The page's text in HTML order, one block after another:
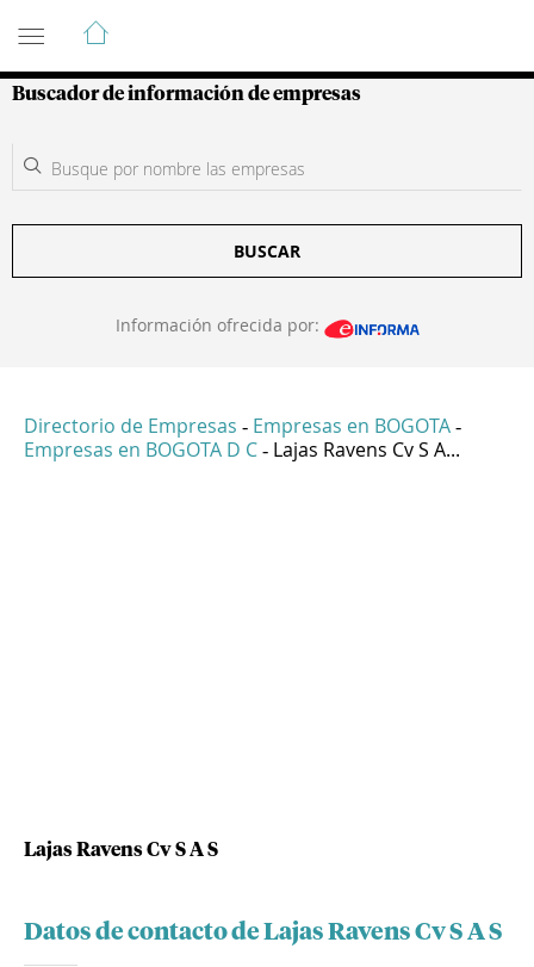
Guía de Empresas Colombianas
Buscador de información de empresas
BUSCAR
Información ofrecida por:
Directorio de Empresas - Empresas en BOGOTA -
Empresas en BOGOTA D C - Lajas Ravens Cv S A...
Lajas Ravens Cv S A S
Datos de contacto de Lajas Ravens Cv S A S